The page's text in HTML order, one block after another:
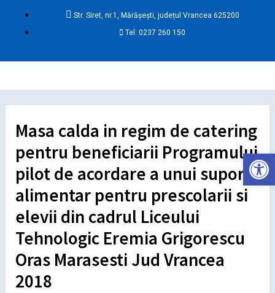
Str. Siret, nr.1, Mărășești, județul Vrancea 625200
Tel: 0237 260 150
Masa calda in regim de catering
pentru beneficiarii Programului
pilot de acordare a unui suport
alimentar pentru prescolarii si
elevii din cadrul Liceului
Tehnologic Eremia Grigorescu
Oras Marasesti Jud Vrancea
2018
Deschide